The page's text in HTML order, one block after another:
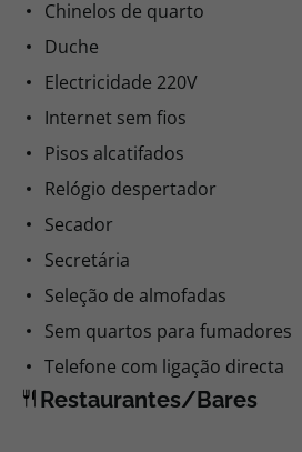
Chinelos de quarto
Duche
Electricidade 220V
Internet sem fios
Pisos alcatifados
Relógio despertador
Secador
Secretária
Seleção de almofadas
Sem quartos para fumadores
Telefone com ligação directa
Restaurantes/Bares